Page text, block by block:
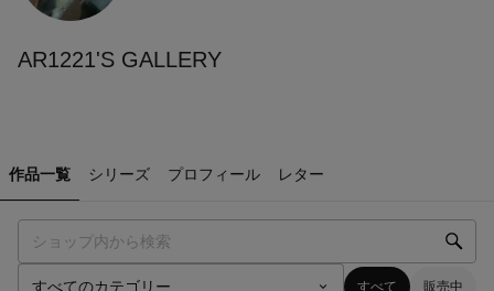
AR1221'S GALLERY
作品一覧 シリーズ プロフィール レター
すべて 販売中